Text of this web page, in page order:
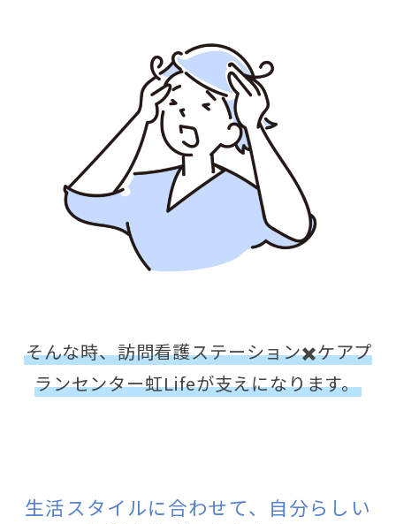
そんな時、訪問看護ステーション✖️ケアプ
ランセンター虹Lifeが支えになります。
生活スタイルに合わせて、自分らしい